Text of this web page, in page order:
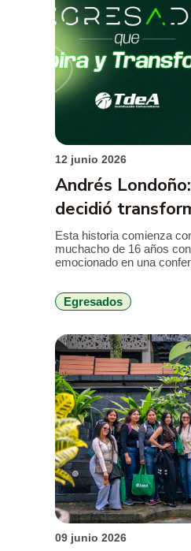
12 junio 2026
Andrés
decidió
Esta historia comienza
muchacho de 16 años
emocionado en una
Londoño, nuestro
Egresados
09 junio 2026